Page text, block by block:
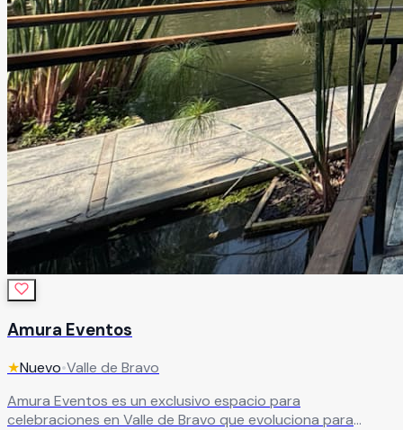
Amura Eventos
★Nuevo•Valle de Bravo
Amura Eventos es un exclusivo espacio para
celebraciones en Valle de Bravo que evoluciona para